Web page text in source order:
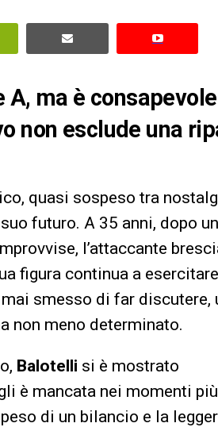
ma è
non esclude una
quasi sospeso tra
futuro. A 35 anni, dopo
l’attaccante
figura continua a
smesso di far discutere,
non meno determinato.
Balotelli si è mostrato
è mancata nei momenti
di un bilancio e la